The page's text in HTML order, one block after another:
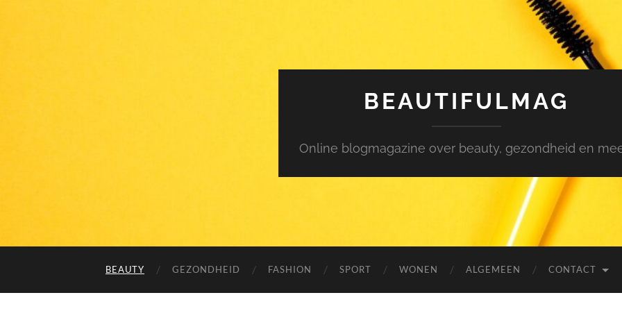
BEAUTIFULMAG
Online blogmagazine over beauty, gezondheid en
BEAUTY GEZONDHEID FASHION SPORT WONEN ALGEMEEN CONTACT